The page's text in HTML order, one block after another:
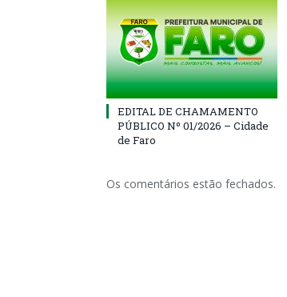
EDITAL DE CHAMAMENTO
PÚBLICO Nº 01/2026 – Cidade
de Faro
Os comentários estão fechados.